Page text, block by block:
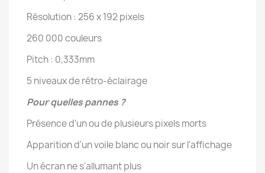
Résolution : 256 x 192 pixels
260 000 couleurs
Pitch : 0,333mm
5 niveaux de rétro-éclairage
Pour quelles pannes ?
Présence d'un ou de plusieurs pixels morts
Apparition d'un voile blanc ou noir sur l'affichage
Un écran ne s'allumant plus